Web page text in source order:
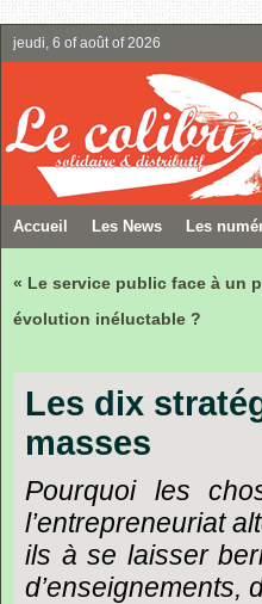
jeudi, 6 of août of 2026
Accueil Les News Les
« Le service public face à un
évolution inéluctable ?
Les dix
masses
Pourquoi les
l’entrepreneuriat
ils à se laisser
d’enseignements,